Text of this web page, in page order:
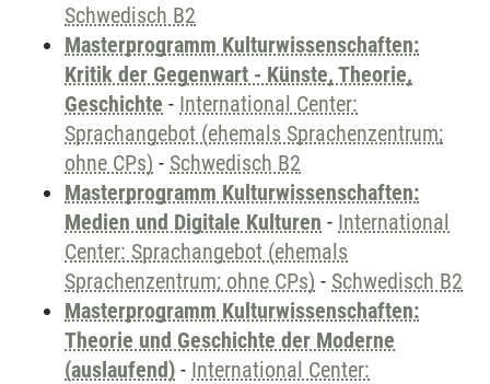
Schwedisch B2
Masterprogramm Kulturwissenschaften:
Kritik der Gegenwart - Künste, Theorie,
Geschichte - International Center:
Sprachangebot (ehemals Sprachenzentrum;
ohne CPs) - Schwedisch B2
Masterprogramm Kulturwissenschaften:
Medien und Digitale Kulturen - International
Center: Sprachangebot (ehemals
Sprachenzentrum; ohne CPs) - Schwedisch B2
Masterprogramm Kulturwissenschaften:
Theorie und Geschichte der Moderne
(auslaufend) - International Center: